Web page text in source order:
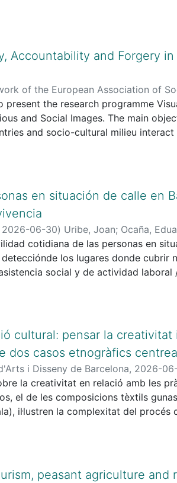
Impurity has been highlighted
the various explanations
of natural laws causing
implying an ontology of moral
everything is a substance
time a moral value, without
by McKim Marriott’s substance-
aiming to protect reproduction
a somatopsychological aspect
Accountability and Forgery
of the European Association of
the research programme
and Social Images. The main
and socio-cultural milieu
forgery and falsity is perceived and
to be conducted in Europe, Asia
means, a general theory of
en situación de calle en
2026-06-30) Uribe, Joan; Ocaña,
cotidiana de las personas en
los lugares donde cubrir
social y de actividad
de calle. A partir del
como hasta qué punto la ausencia
condiciona sumovilidad y las
cultural: pensar la
dos casos etnogràfics
i Disseny de Barcelona, 2026-
la creativitat en relació amb les
el de les composicions tèxtils
il·lustren la complexitat del
i les pràctiques del món del
a la dominant en contextos
i la relació amb elements
peasant agriculture and